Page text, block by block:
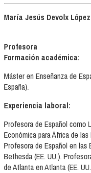
María Jesús Devolx
Profesora
Formación académica:
Máster en Enseñanza de
España).
Experiencia laboral:
Profesora de Español como
Económica para África de
Profesora de Español en las
Bethesda (EE. UU.).
de Atlanta en Atlanta (EE.